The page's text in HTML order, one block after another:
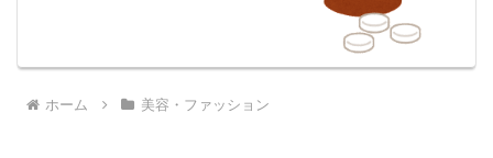
ホーム 美容・ファッション